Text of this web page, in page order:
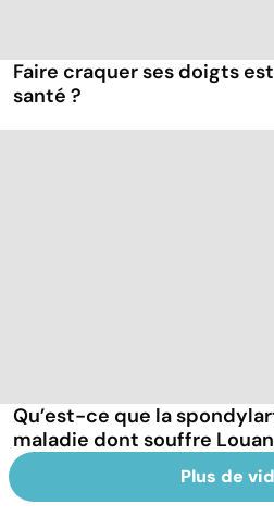
Faire craquer ses doigts
santé ?
Qu’est-ce que la
maladie dont souffre
Plus de